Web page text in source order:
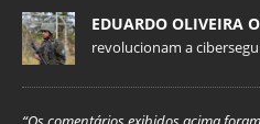
EDUARDO OLIVEIRA
revolucionam a